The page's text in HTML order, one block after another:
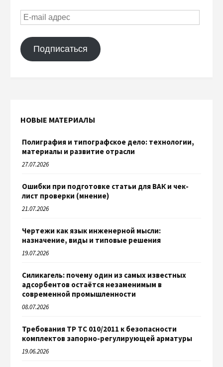
Подписаться
НОВЫЕ МАТЕРИАЛЫ
Полиграфия и типографское дело: технологии,
материалы и развитие отрасли
27.07.2026
Ошибки при подготовке статьи для ВАК и чек-
лист проверки (мнение)
21.07.2026
Чертежи как язык инженерной мысли:
назначение, виды и типовые решения
19.07.2026
Силикагель: почему один из самых известных
адсорбентов остаётся незаменимым в
современной промышленности
08.07.2026
Требования ТР ТС 010/2011 к безопасности
комплектов запорно-регулирующей арматуры
19.06.2026